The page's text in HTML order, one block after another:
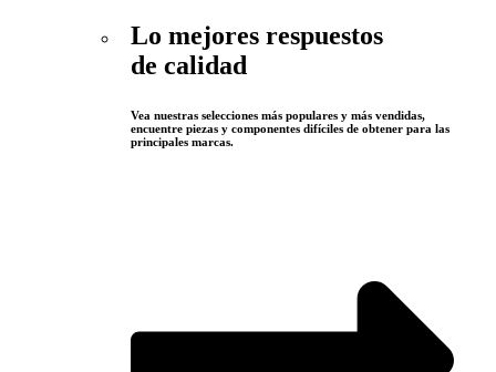
Lo mejores respuestos
de calidad
Vea nuestras selecciones más populares y más vendidas,
encuentre piezas y componentes difíciles de obtener para las
principales marcas.